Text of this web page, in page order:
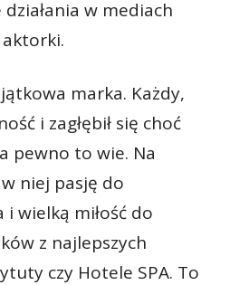
w mediach
aktorki.
marka. Każdy,
i zagłębił się choć
pewno to wie. Na
niej pasję do
wielką miłość do
z najlepszych
czy Hotele SPA. To